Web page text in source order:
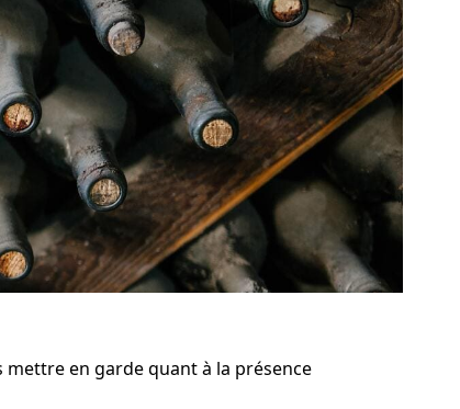
en garde quant à la présence